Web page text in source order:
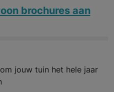
brochures aan
jouw tuin het hele jaar